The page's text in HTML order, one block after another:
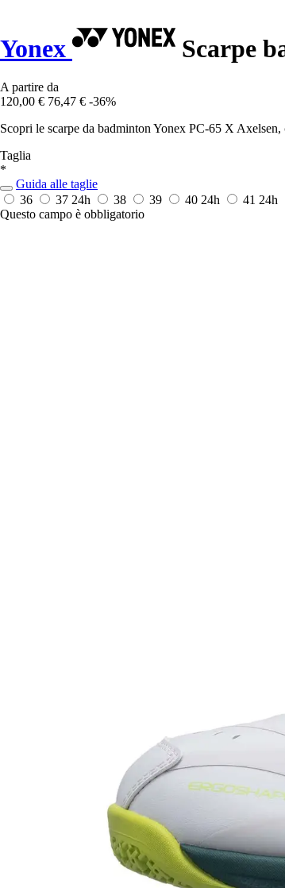
Yonex Scarpe
A partire da
120,00 € 76,47 € -36%
Scopri le scarpe da badminton Yonex PC-65 X
Taglia
*
Guida alle taglie
36
37 24h 38 39 40 24h 41 24h
Questo campo è obbligatorio